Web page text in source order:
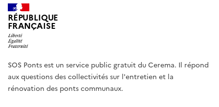
RÉPUBLIQUE
FRANÇAISE
SOS Ponts est un service public gratuit du Cerema. Il répond
aux questions des collectivités sur l'entretien et la
rénovation des ponts communaux.